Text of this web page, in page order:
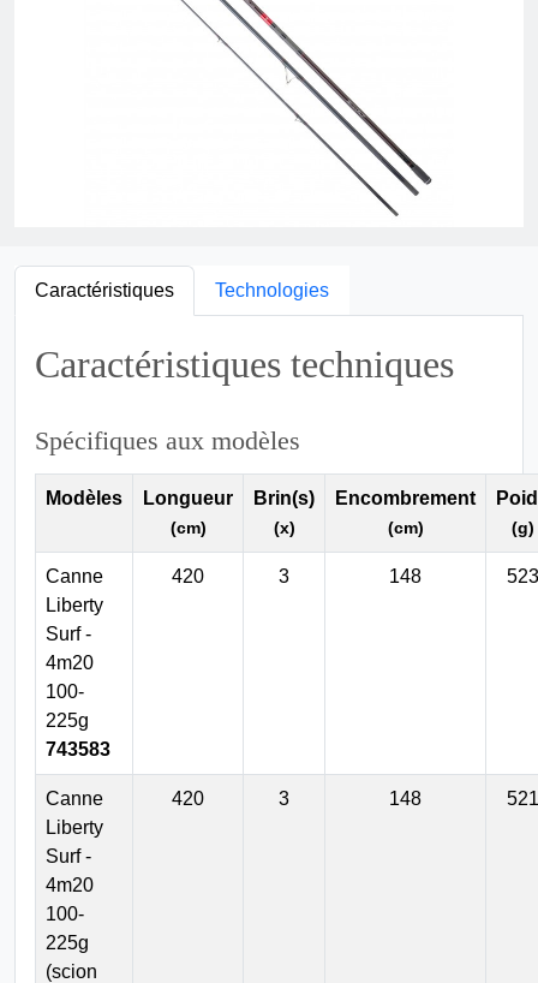
Caractéristiques Technologies
Caractéristiques techniques
Spécifiques aux modèles
Modèles Longueur
(cm)
Brin(s)
(x)
Encombrement
(cm) (g)
Canne
Liberty
Surf -
4m20
100-
225g
743583
420 3 148 523
Canne
Liberty
Surf -
4m20
100-
225g
(scion
420 3 148 521